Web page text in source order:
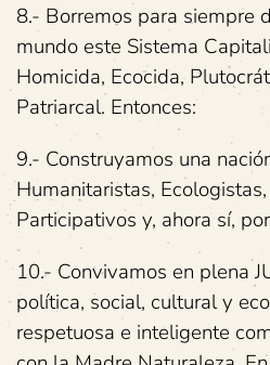
8.- Borremos para siempre
mundo este Sistema
Homicida, Ecocida,
Patriarcal. Entonces:
9.- Construyamos una
Humanitaristas,
Participativos y, ahora sí,
10.- Convivamos en plena
política, social, cultural y
respetuosa e inteligente